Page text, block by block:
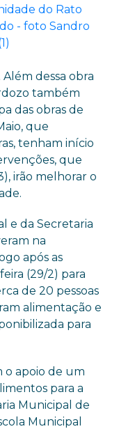
dessa obra
também
das obras de
que
tenham início
que
irão melhorar o
e da Secretaria
na
após as
(29/2) para
de 20 pessoas
alimentação e
para
apoio de um
para a
Municipal de
Municipal